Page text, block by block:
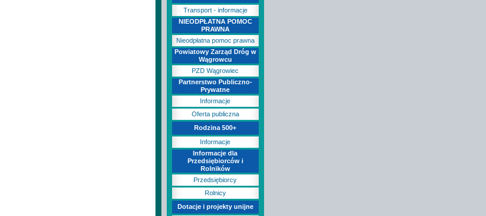
Transport - informacje
NIEODPŁATNA POMOC
PRAWNA
Nieodpłatna pomoc prawna
Powiatowy Zarząd Dróg w
Wągrowcu
PZD Wągrowiec
Partnerstwo Publiczno-
Prywatne
Informacje
Oferta publiczna
Rodzina 500+
Informacje
Informacje dla
Przedsiębiorców i
Rolników
Przedsiębiorcy
Rolnicy
Dotacje i projekty unijne